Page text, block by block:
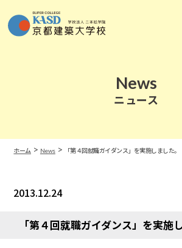
News
ニュース
ホーム > News> 「第４回就職ガイダンス」を実施しました。
2013.12.24
「第４回就職ガイダンス」を実施